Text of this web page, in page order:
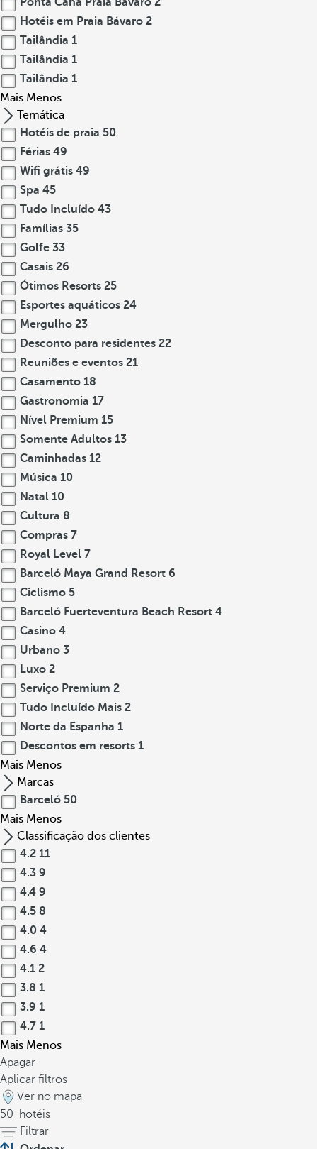
Hotéis em Praia Bávaro 2
Tailândia 1
Tailândia 1
Tailândia 1
Mais Menos
Temática
Hotéis de praia 50
Férias 49
Wifi grátis 49
Spa 45
Tudo Incluído 43
Famílias 35
Golfe 33
Casais 26
Ótimos Resorts 25
Esportes aquáticos 24
Mergulho 23
Desconto para residentes 22
Reuniões e eventos 21
Casamento 18
Gastronomia 17
Nível Premium 15
Somente Adultos 13
Caminhadas 12
Música 10
Natal 10
Cultura 8
Compras 7
Royal Level 7
Barceló Maya Grand Resort 6
Ciclismo 5
Barceló Fuerteventura Beach Resort 4
Casino 4
Urbano 3
Luxo 2
Serviço Premium 2
Tudo Incluído Mais 2
Norte da Espanha 1
Descontos em resorts 1
Mais Menos
Marcas
Barceló 50
Mais Menos
Classificação dos clientes
4.2 11
4.3 9
4.4 9
4.5 8
4.0 4
4.6 4
4.1 2
3.8 1
3.9 1
4.7 1
Mais Menos
Apagar
Aplicar filtros
Ver no mapa
50
hotéis
Filtrar